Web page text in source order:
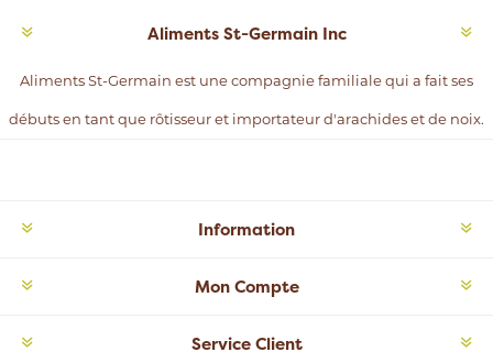
Aliments St-Germain Inc
Aliments St-Germain est une compagnie familiale qui a fait ses
débuts en tant que rôtisseur et importateur d'arachides et de noix.
Information
Mon Compte
Service Client